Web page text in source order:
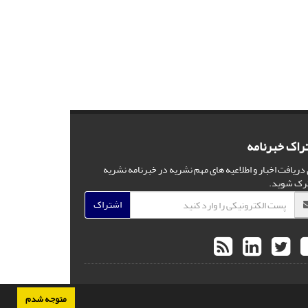
متوجه شدم
خبرنامه
دریافت اخبار و اطلاعیه های مهم نشریه در خبرنامه نشریه
شوید.
اشتراک